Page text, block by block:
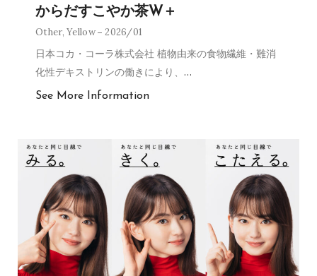
からだすこやか茶W＋
Other,Yellow 2026/01
日本コカ・コーラ株式会社 植物由来の食物繊維・難消
化性デキストリンの働きにより、 …
See More Information